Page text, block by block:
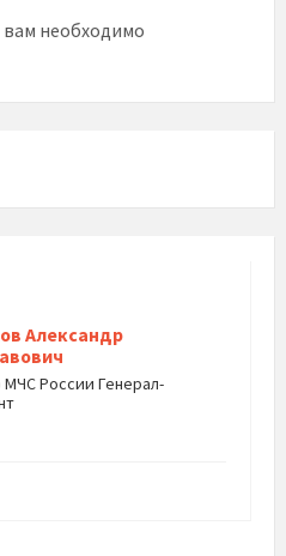
необходимо
Александр
России Генерал-